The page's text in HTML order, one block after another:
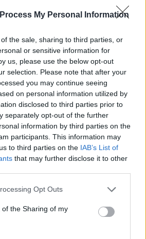
My Personal Information
the sale, sharing to third parties, or
or sensitive information for
us, please use the below opt-out
selection. Please note that after your
you may continue seeing
on personal information utilized by
disclosed to third parties prior to
separately opt-out of the further
information by third parties on the
participants. This information may
to third parties on the IAB’s List of
that may further disclose it to other
Opt Outs
the Sharing of my
το
Estates: Στην κατοχή της το
50% του Sofia South Ring Mall με
49,35 εκατ. ευρώ
08/26|16:53
και Novibet
το 2028